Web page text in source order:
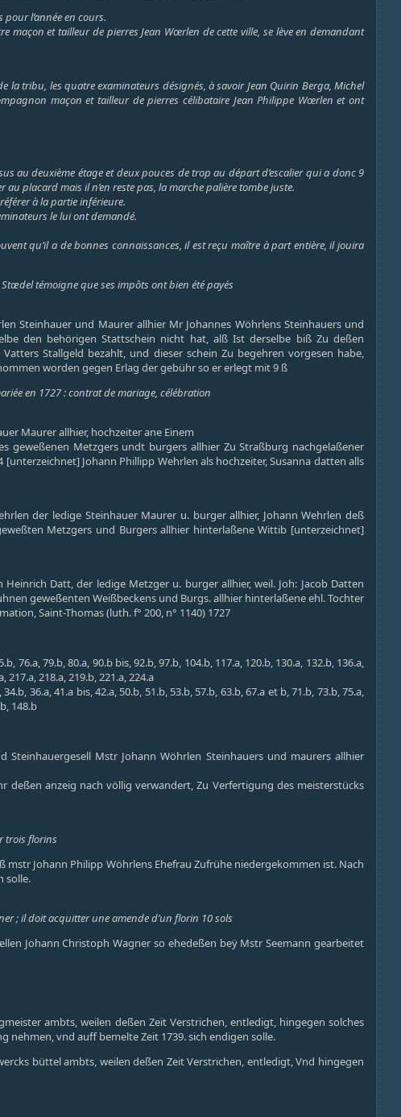
l’année en cours.
et tailleur de pierres Jean Wœrlen de cette ville, se lève en demandant
la tribu, les quatre examinateurs désignés, à savoir Jean Quirin Berga, Michel
maçon et tailleur de pierres célibataire Jean Philippe Wœrlen et ont
au deuxième étage et deux pouces de trop au départ d’escalier qui a donc 9
placard mais il n’en reste pas, la marche palière tombe juste.
à la partie inférieure.
le lui ont demandé.
qu’il a de bonnes connaissances, il est reçu maître à part entière, il jouira
Stædel témoigne que ses impôts ont bien été payés
Steinhauer und Maurer allhier Mr Johannes Wöhrlens Steinhauers und
den behörigen Stattschein nicht hat, alß Ist derselbe biß Zu deßen
Stallgeld bezahlt, und dieser schein Zu begehren vorgesen habe,
worden gegen Erlag der gebühr so er erlegt mit 9 ß
en 1727 : contrat de mariage, célébration
Maurer allhier, hochzeiter ane Einem
geweßenen Metzgers undt burgers allhier Zu Straßburg nachgelaßener
Johann Phillipp Wehrlen als hochzeiter, Susanna datten alls
der ledige Steinhauer Maurer u. burger allhier, Johann Wehrlen deß
Metzgers und Burgers allhier hinterlaßene Wittib [unterzeichnet]
Datt, der ledige Metzger u. burger allhier, weil. Joh: Jacob Datten
geweßenten Weißbeckens und Burgs. allhier hinterlaßene ehl. Tochter
Saint-Thomas (luth. f° 200, n° 1140) 1727
76.a, 79.b, 80.a, 90.b bis, 92.b, 97.b, 104.b, 117.a, 120.b, 130.a, 132.b, 136.a,
217.a, 218.a, 219.b, 221.a, 224.a
36.a, 41.a bis, 42.a, 50.b, 51.b, 53.b, 57.b, 63.b, 67.a et b, 71.b, 73.b, 75.a,
148.b
Steinhauergesell Mstr Johann Wöhrlen Steinhauers und maurers allhier
deßen anzeig nach völlig verwandert, Zu Verfertigung des meisterstücks
trois florins
Johann Philipp Wöhrlens Ehefrau Zufrühe niedergekommen ist. Nach
solle.
; il doit acquitter une amende d’un florin 10 sols
Johann Christoph Wagner so ehedeßen beÿ Mstr Seemann gearbeitet
ambts, weilen deßen Zeit Verstrichen, entledigt, hingegen solches
nehmen, vnd auff bemelte Zeit 1739. sich endigen solle.
büttel ambts, weilen deßen Zeit Verstrichen, entledigt, Vnd hingegen